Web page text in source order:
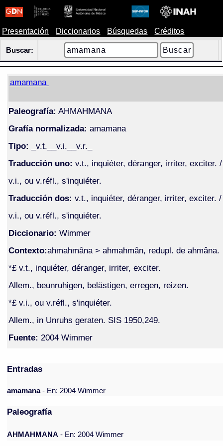
Presentación Diccionarios Búsquedas Créditos
Buscar:
amamana
Paleografía: AHMAHMANA
Grafía normalizada: amamana
Tipo: _v.t.__v.i.__v.r._
Traducción uno: v.t., inquiéter, déranger, irriter, exciter. /
v.i., ou v.réfl., s'inquiéter.
Traducción dos: v.t., inquiéter, déranger, irriter, exciter. /
v.i., ou v.réfl., s'inquiéter.
Diccionario: Wimmer
Contexto:ahmahmâna > ahmahmân, redupl. de ahmâna.
*£ v.t., inquiéter, déranger, irriter, exciter.
Allem., beunruhigen, belästigen, erregen, reizen.
*£ v.i., ou v.réfl., s'inquiéter.
Allem., in Unruhs geraten. SIS 1950,249.
Fuente: 2004 Wimmer
Entradas
amamana- En: 2004 Wimmer
Paleografía
AHMAHMANA - En: 2004 Wimmer